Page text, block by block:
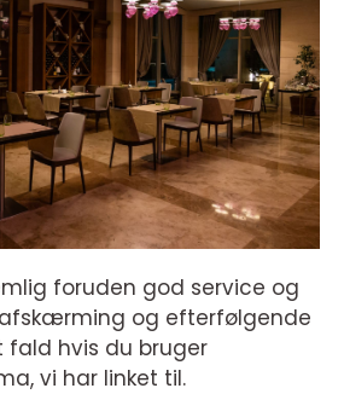
foruden god service og
og efterfølgende
fald hvis du bruger
vi har linket til.